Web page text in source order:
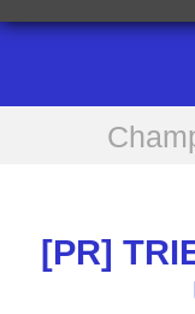
[PR] Triel TT 3 vs
[PR]